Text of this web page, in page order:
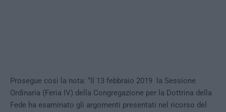
Prosegue così la nota: “Il 13 febbraio 2019 la Sessione
Ordinaria (Feria IV) della Congregazione per la Dottrina della
Fede ha esaminato gli argomenti presentati nel ricorso del